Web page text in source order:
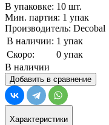
В упаковке: 10 шт.
Мин. партия: 1 упак
Производитель: Decobal
В наличии: 1 упак
Скоро:
0 упак
В наличии
Добавить в сравнение
Характеристики